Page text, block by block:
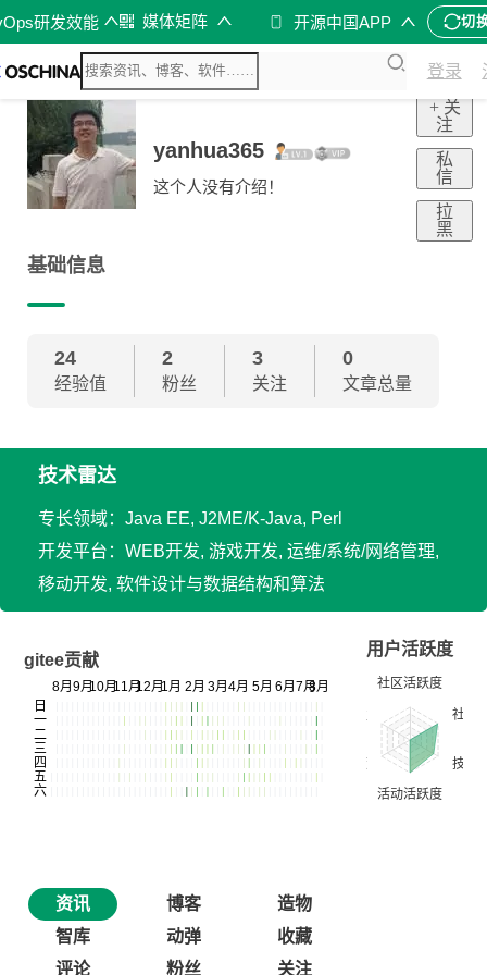
研发效能 媒体矩阵 开源中国APP 切
登录
yanhua365
这个人没有介绍！
+ 关
注
私
信
拉
黑
基础信息
24
经验值
2
粉丝
3
关注
0
文章总量
技术雷达
专长领域：Java EE, J2ME/K-Java, Perl
开发平台：WEB开发, 游戏开发, 运维/系统/网络管理,
移动开发, 软件设计与数据结构和算法
gitee贡献
用户活跃度
资讯 博客
造物
智库
动弹
收藏
评论
粉丝 关注